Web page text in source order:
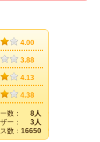
4.00
3.88
4.13
4.38
数：
8人
ー：
3人
数： 16650